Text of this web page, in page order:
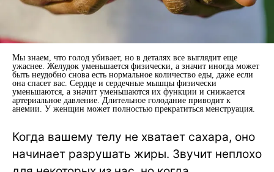
Мы знаем, что голод убивает, но в деталях все выглядит еще
ужаснее. Желудок уменьшается физически, а значит иногда может
быть неудобно снова есть нормальное количество еды, даже если
она спасет вас. Сердце и сердечные мышцы физически
уменьшаются, а значит уменьшаются их функции и снижается
артериальное давление. Длительное голодание приводит к
анемии. У женщин может полностью прекратиться менструация.
Когда вашему телу не хватает сахара, оно
начинает разрушать жиры. Звучит неплохо